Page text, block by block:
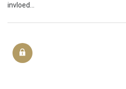
invloed...